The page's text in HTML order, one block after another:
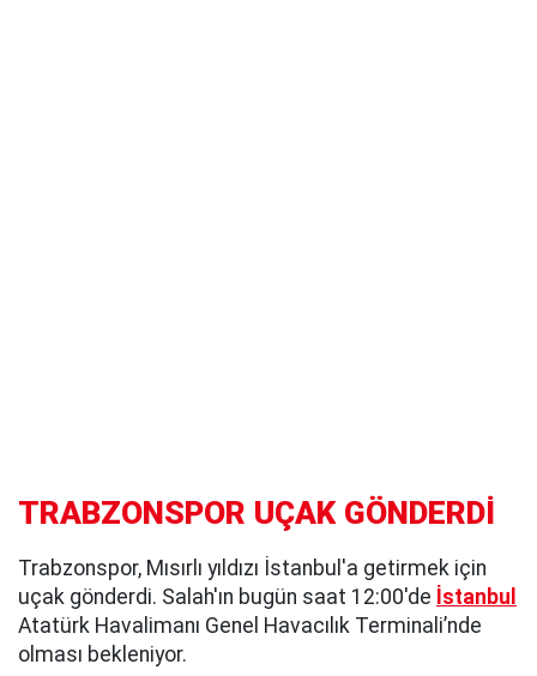
TRABZONSPOR UÇAK GÖNDERDİ
Trabzonspor, Mısırlı yıldızı İstanbul'a getirmek için
uçak gönderdi. Salah'ın bugün saat 12:00'de İstanbul
Atatürk Havalimanı Genel Havacılık Terminali’nde
olması bekleniyor.